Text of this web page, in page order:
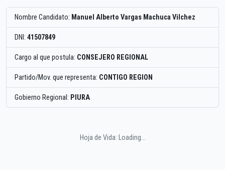
Nombre Candidato: Manuel Alberto Vargas Machuca Vilchez
DNI: 41507849
Cargo al que postula: CONSEJERO REGIONAL
Partido/Mov. que representa: CONTIGO REGION
Gobierno Regional: PIURA
Hoja de Vida: Loading...